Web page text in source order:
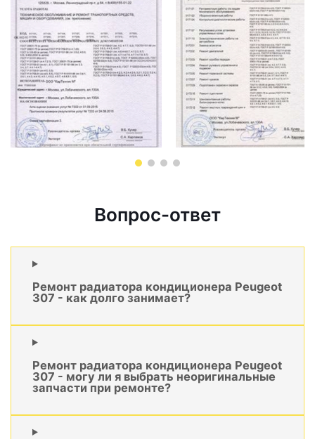
Вопрос-ответ
Ремонт радиатора кондиционера Peugeot
307 - как долго занимает?
Ремонт радиатора кондиционера Peugeot
307 - могу ли я выбрать неоригинальные
запчасти при ремонте?